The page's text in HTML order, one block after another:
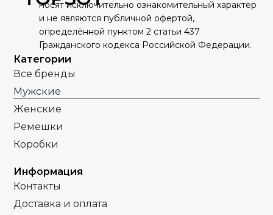
носят исключительно ознакомительный характер
и не являются публичной офертой,
определённой пунктом 2 статьи 437
Гражданского кодекса Российской Федерации.
Категории
Все бренды
Мужские
Женские
Ремешки
Коробки
Информация
Контакты
Доставка и оплата